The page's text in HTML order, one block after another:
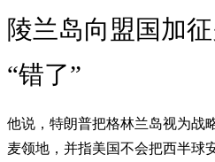
陵兰岛向盟国加
“错了”
他说，特朗普把格林兰岛视为战
麦领地，并指美国不会把西半球